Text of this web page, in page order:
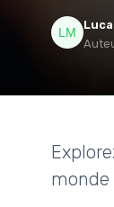
monde